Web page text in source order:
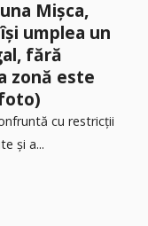
Mișca,
umplea un
fără
zonă este
cu restricții
și a...